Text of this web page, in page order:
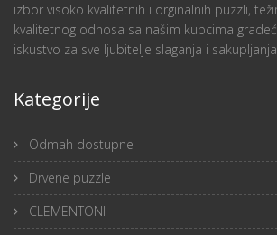
izbor visoko kvalitetnih i orginalnih puzzli,
kvalitetnog odnosa sa našim kupcima
iskustvo za sve ljubitelje slaganja i
Kategorije
Odmah dostupne
Drvene puzzle
CLEMENTONI